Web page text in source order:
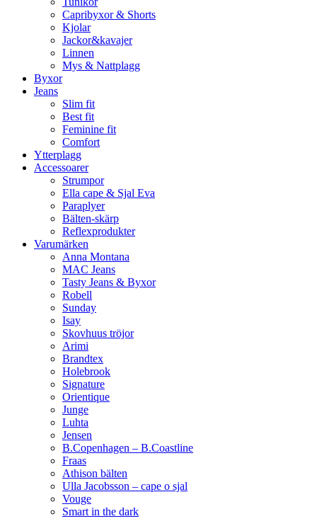
Capribyxor & Shorts
Kjolar
Jackor&kavajer
Linnen
Mys & Nattplagg
Byxor
Jeans
Slim fit
Best fit
Feminine fit
Comfort
Ytterplagg
Accessoarer
Strumpor
Ella cape & Sjal Eva
Paraplyer
Bälten-skärp
Reflexprodukter
Varumärken
Anna Montana
MAC Jeans
Tasty Jeans & Byxor
Robell
Sunday
Isay
Skovhuus tröjor
Arimi
Brandtex
Holebrook
Signature
Orientique
Junge
Luhta
Jensen
B.Copenhagen – B.Coastline
Fraas
Athison bälten
Ulla Jacobsson – cape o sjal
Vouge
Smart in the dark